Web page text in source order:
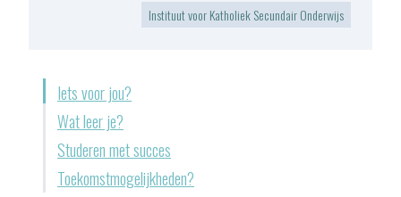
Instituut voor Katholiek Secundair Onderwijs
Iets voor jou?
Wat leer je?
Studeren met succes
Toekomstmogelijkheden?